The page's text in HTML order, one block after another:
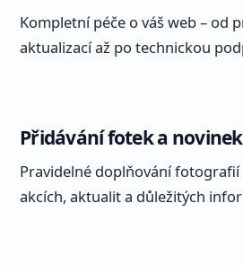
Kompletní péče o váš web – od
aktualizací až po technickou
Přidávání fotek a novinek
Pravidelné doplňování fotografií
akcích, aktualit a důležitých